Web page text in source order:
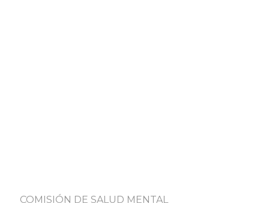
COMISIÓN DE SALUD MENTAL